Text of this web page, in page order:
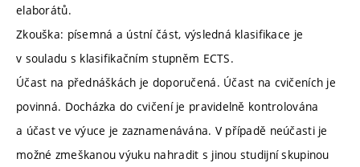
elaborátů.
Zkouška: písemná a ústní část, výsledná klasifikace je
v souladu s klasifikačním stupněm ECTS.
Účast na přednáškách je doporučená. Účast na cvičeních je
povinná. Docházka do cvičení je pravidelně kontrolována
a účast ve výuce je zaznamenávána. V případě neúčasti je
možné zmeškanou výuku nahradit s jinou studijní skupinou